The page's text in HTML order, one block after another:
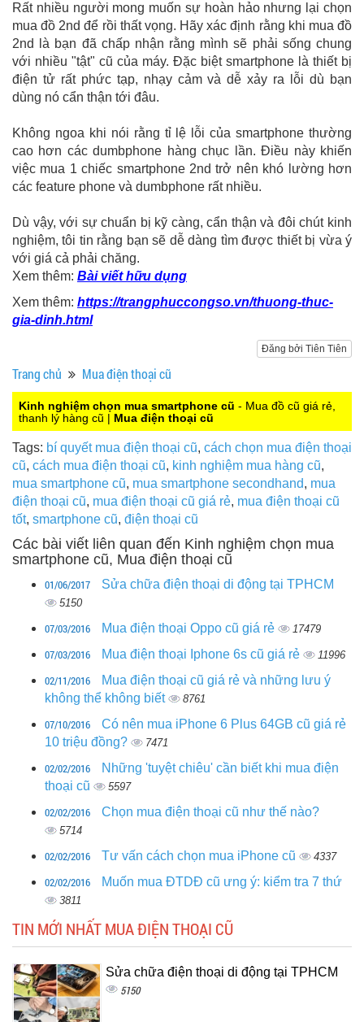
Rất nhiều người mong muốn sự hoàn hảo nhưng lại chọn
mua đồ 2nd để rồi thất vọng. Hãy xác định rằng khi mua đồ
2nd là bạn đã chấp nhận rằng mình sẽ phải sống chung
với nhiều "tật" cũ của máy. Đặc biệt smartphone là thiết bị
điện tử rất phức tạp, nhạy cảm và dễ xảy ra lỗi dù bạn
dùng nó cẩn thận tới đâu.
Không ngoa khi nói rằng tỉ lệ lỗi của smartphone thường
cao hơn các dumbphone hàng chục lần. Điều này khiến
việc mua 1 chiếc smartphone 2nd trở nên khó lường hơn
các feature phone và dumbphone rất nhiều.
Dù vậy, với sự chuẩn bị kỹ càng, cẩn thận và đôi chút kinh
nghiệm, tôi tin rằng bạn sẽ dễ dàng tìm được thiết bị vừa ý
với giá cả phải chăng.
Xem thêm: Bài viết hữu dụng
Xem thêm: https://trangphuccongso.vn/thuong-thuc-
gia-dinh.html
Đăng bởi Tiên Tiên
Trang chủ Mua điện thoại cũ
Kinh nghiệm chọn mua smartphone cũ - Mua đồ cũ giá rẻ,
thanh lý hàng cũ | Mua điện thoại cũ
Tags: bí quyết mua điện thoại cũ, cách chọn mua điện thoại
cũ, cách mua điện thoại cũ, kinh nghiệm mua hàng cũ,
mua smartphone cũ, mua smartphone secondhand, mua
điện thoại cũ, mua điện thoại cũ giá rẻ, mua điện thoại cũ
tốt, smartphone cũ, điện thoại cũ
Các bài viết liên quan đến Kinh nghiệm chọn mua
smartphone cũ, Mua điện thoại cũ
01/06/2017 Sửa chữa điện thoại di động tại TPHCM
5150
07/03/2016 Mua điện thoại Oppo cũ giá rẻ 17479
07/03/2016 Mua điện thoại Iphone 6s cũ giá rẻ 11996
02/11/2016
Mua điện thoại cũ giá rẻ và những lưu ý
không thể không biết
8761
07/10/2016
Có nên mua iPhone 6 Plus 64GB cũ giá rẻ
10 triệu đồng?
7471
02/02/2016
Những 'tuyệt chiêu' cần biết khi mua điện
thoại cũ
5597
02/02/2016 Chọn mua điện thoại cũ như thế nào?
5714
02/02/2016 Tư vấn cách chọn mua iPhone cũ 4337
02/02/2016 Muốn mua ĐTDĐ cũ ưng ý: kiểm tra 7 thứ
3811
TIN MỚI NHẤT MUA ĐIỆN THOẠI CŨ
Sửa chữa điện thoại di động tại TPHCM
5150